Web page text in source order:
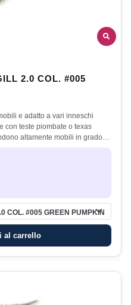
2.0 COL. #005
e adatto a vari inneschi
con teste piombate o texas
altamente mobili in grado…
COL. #005 GREEN PUMPKIN
al carrello